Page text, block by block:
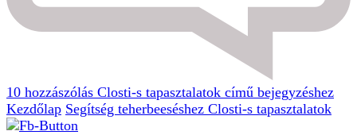
10 hozzászólás Closti-s tapasztalatok című bejegyzéshez
Kezdőlap Segítség teherbeeséshez Closti-s tapasztalatok